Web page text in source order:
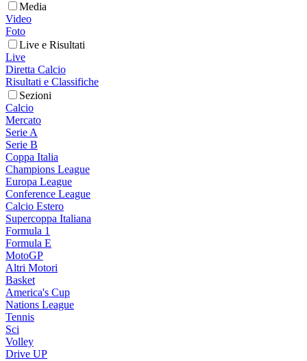
Media
Video
Foto
Live e Risultati
Live
Diretta Calcio
Risultati e Classifiche
Sezioni
Calcio
Mercato
Serie A
Serie B
Coppa Italia
Champions League
Europa League
Conference League
Calcio Estero
Supercoppa Italiana
Formula 1
Formula E
MotoGP
Altri Motori
Basket
America's Cup
Nations League
Tennis
Sci
Volley
Drive UP